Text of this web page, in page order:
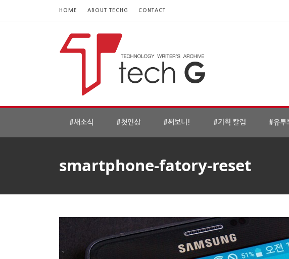
HOME ABOUT TECHG CONTACT
#새소식 #첫인상 #써보니! #기획 칼럼 #유투
smartphone-fatory-reset